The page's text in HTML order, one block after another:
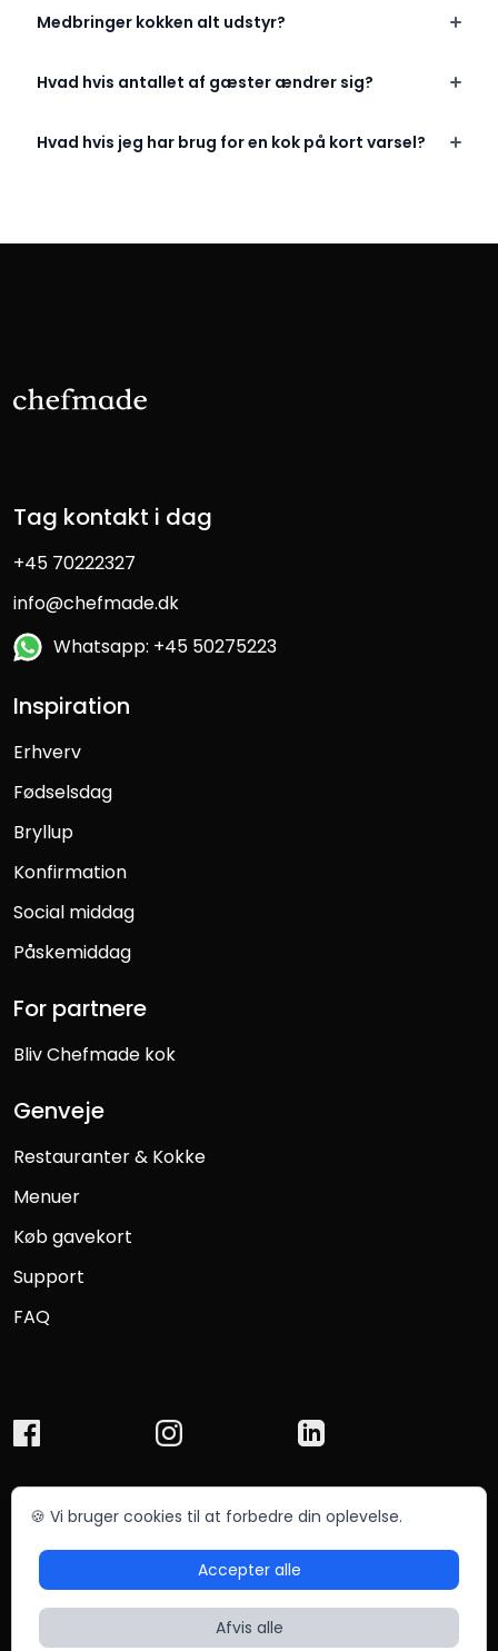
Medbringer kokken alt udstyr?
Hvad hvis antallet af gæster ændrer sig?
Hvad hvis jeg har brug for en kok på kort varsel?
Tag kontakt i dag
+45 70222327
info@chefmade.dk
Whatsapp: +45 50275223
Inspiration
Erhverv
Fødselsdag
Bryllup
Konfirmation
Social middag
Påskemiddag
For partnere
Bliv Chefmade kok
Genveje
Restauranter & Kokke
Menuer
Køb gavekort
Support
FAQ
© Chefmade ApS 2025
Betingelser
Sitemap
🍪 Vi bruger cookies til at forbedre din oplevelse.
Accepter alle
Afvis alle